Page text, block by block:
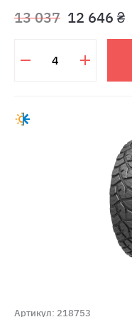
13 037 12 646 ₴
Артикул: 218753